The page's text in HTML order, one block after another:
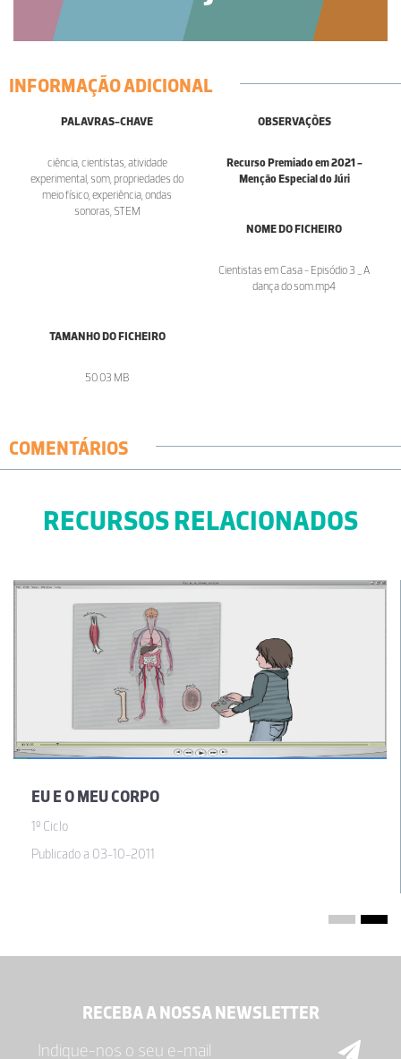
INFORMAÇÃO ADICIONAL
PALAVRAS-CHAVE
ciência, cientistas, atividade
experimental, som, propriedades do
meio físico, experiência, ondas
sonoras, STEM
OBSERVAÇÕES
Recurso Premiado em 2021 -
Menção Especial do Júri
NOME DO FICHEIRO
Cientistas em Casa - Episódio 3 _ A
dança do som.mp4
TAMANHO DO FICHEIRO
50.03 MB
COMENTÁRIOS
RECURSOS RELACIONADOS
EU E O MEU CORPO
1º Ciclo
Publicado a 03-10-2011
RECEBA A NOSSA NEWSLETTER